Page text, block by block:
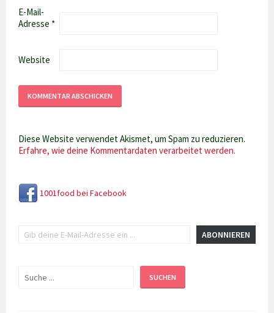
E-Mail-
Adresse *
Website
Diese Website verwendet Akismet, um Spam zu reduzieren.
Erfahre, wie deine Kommentardaten verarbeitet werden.
1001food bei Facebook
ABONNIEREN
Suchen SUCHEN